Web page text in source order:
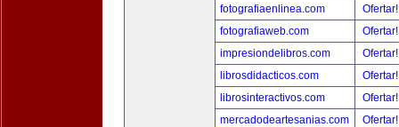
fotografiaenlinea.com
fotografiaweb.com
impresiondelibros.com
librosdidacticos.com
librosinteractivos.com
mercadodeartesanias.com